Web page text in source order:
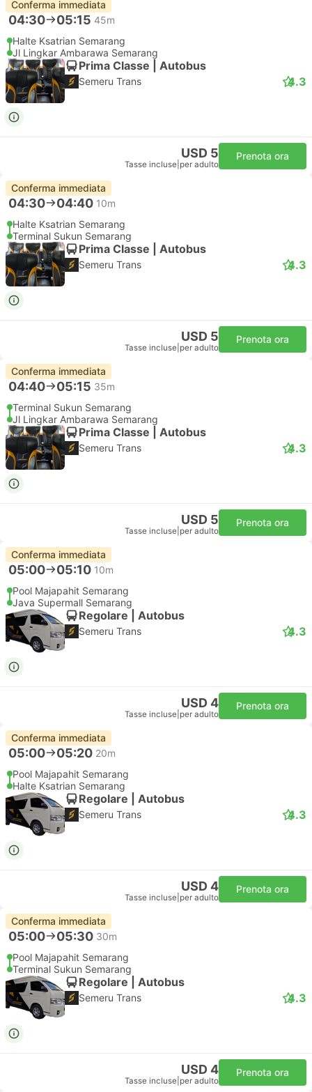
Conferma immediata
04:30 05:15 45m
Halte Ksatrian Semarang
Jl Lingkar Ambarawa Semarang
Prima Classe | Autobus
Semeru Trans 4.3
USD 5
Tasse incluse per adulto
Prenota ora
Conferma immediata
04:30 04:40 10m
Halte Ksatrian Semarang
Terminal Sukun Semarang
Prima Classe | Autobus
Semeru Trans 4.3
USD 5
Tasse incluse per adulto
Prenota ora
Conferma immediata
04:40 05:15 35m
Terminal Sukun Semarang
Jl Lingkar Ambarawa Semarang
Prima Classe | Autobus
Semeru Trans 4.3
USD 5
Tasse incluse per adulto
Prenota ora
Conferma immediata
05:00 05:10 10m
Pool Majapahit Semarang
Java Supermall Semarang
Regolare | Autobus
Semeru Trans 4.3
USD 4
Tasse incluse per adulto
Prenota ora
Conferma immediata
05:00 05:20 20m
Pool Majapahit Semarang
Halte Ksatrian Semarang
Regolare | Autobus
Semeru Trans 4.3
USD 4
Tasse incluse per adulto
Prenota ora
Conferma immediata
05:00 05:30 30m
Pool Majapahit Semarang
Terminal Sukun Semarang
Regolare | Autobus
Semeru Trans 4.3
USD 4
Tasse incluse per adulto
Prenota ora